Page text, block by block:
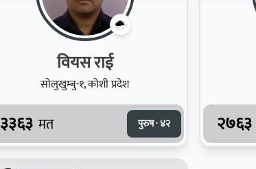
वियस राई
सोलुखुम्बु-१, कोशी प्रदेश
३३६३ मत पुरुष · ४२ २७६३